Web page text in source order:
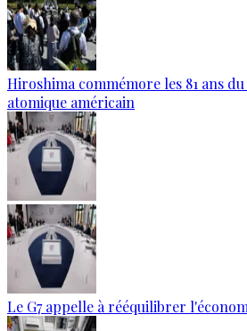
Hiroshima commémore les 81 ans
atomique américain
Le G7 appelle à rééquilibrer